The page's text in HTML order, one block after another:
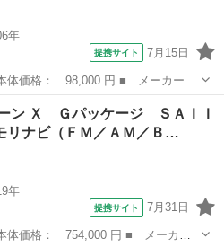
年
提携サイト 7月15日
ヴ ■ グレード名： ＶＳ 車検
トリー／パワーステアリング／パ
ン Ｘ Ｇパッケージ ＳＡＩＩ
リナビ（ＦＭ／ＡＭ／Ｂ…
年
提携サイト 7月31日